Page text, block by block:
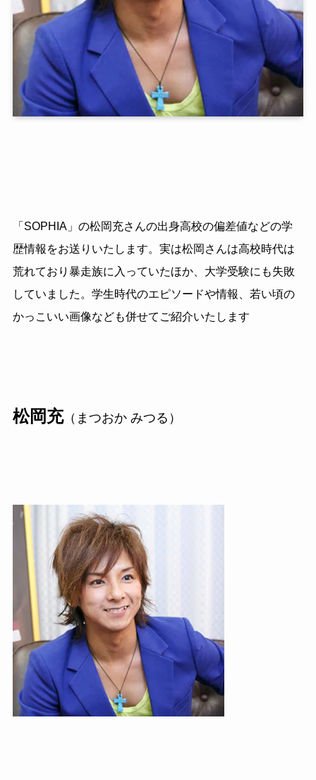
「SOPHIA」の松岡充さんの出身高校の偏差値などの学
歴情報をお送りいたします。実は松岡さんは高校時代は
荒れており暴走族に入っていたほか、大学受験にも失敗
していました。学生時代のエピソードや情報、若い頃の
かっこいい画像なども併せてご紹介いたします
松岡充（まつおか みつる）